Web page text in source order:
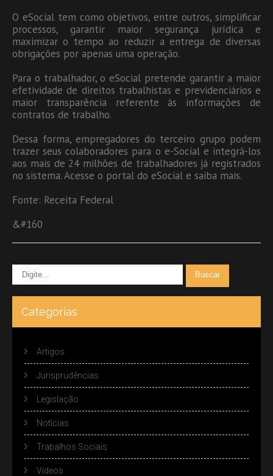
O eSocial tem como objetivos, entre outros, simplificar
processos, garantir maior segurança jurídica e
maximizar o tempo ao reduzir a entrega de diversas
obrigações por apenas uma operação.
Para o trabalhador, o eSocial pretende garantir a maior
efetividade de direitos trabalhistas e previdenciários e
maior transparência referente às informações de
contratos de trabalho.
Dessa forma, empregadores do terceiro grupo podem
trazer seus colaboradores para o e-Social e integrá-los
aos mais de 24 milhões de trabalhadores já registrados
no sistema. Acesse o portal do eSocial e saiba mais.
Fonte: Receita Federal
&#160
Categorias
Artigos
Jurisprudências
Legislação
Notícias
Trabalhos Sociais
Vídeos